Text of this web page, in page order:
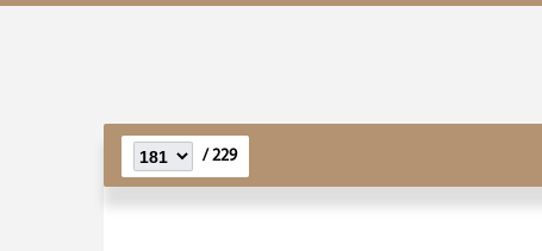
229 /